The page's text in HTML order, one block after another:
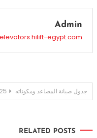
Admin
egypt.com
تصفّح
جدول صيانة المصاعد ومكوناته 2025
RELATED POSTS